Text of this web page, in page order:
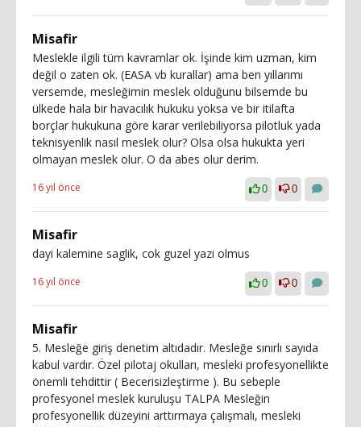
Misafir
Meslekle ilgili tüm kavramlar ok. İşinde kim uzman, kim
değil o zaten ok. (EASA vb kurallar) ama ben yıllarımı
versemde, mesleğimin meslek olduğunu bilsemde bu
ülkede hala bir havacılık hukuku yoksa ve bir itilafta
borçlar hukukuna göre karar verilebiliyorsa pilotluk yada
teknisyenlik nasıl meslek olur? Olsa olsa hukukta yeri
olmayan meslek olur. O da abes olur derim.
16 yıl önce 0 0
Misafir
dayi kalemine saglik, cok guzel yazi olmus
16 yıl önce 0 0
Misafir
5. Mesleğe giriş denetim altıdadır. Mesleğe sınırlı sayıda
kabul vardır. Özel pilotaj okulları, mesleki profesyonellikte
önemli tehdittir ( Becerisizleştirme ). Bu sebeple
profesyonel meslek kuruluşu TALPA Mesleğin
profesyonellik düzeyini arttırmaya çalışmalı, mesleki